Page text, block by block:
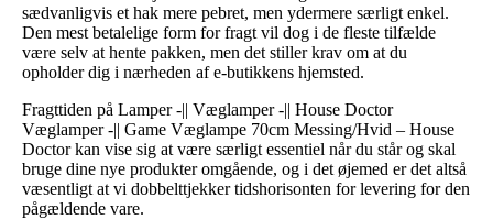
sædvanligvis et hak mere pebret, men ydermere særligt enkel.
Den mest betalelige form for fragt vil dog i de fleste tilfælde
være selv at hente pakken, men det stiller krav om at du
opholder dig i nærheden af e-butikkens hjemsted.
Fragttiden på Lamper -|| Væglamper -|| House Doctor
Væglamper -|| Game Væglampe 70cm Messing/Hvid – House
Doctor kan vise sig at være særligt essentiel når du står og skal
bruge dine nye produkter omgående, og i det øjemed er det altså
væsentligt at vi dobbelttjekker tidshorisonten for levering for den
pågældende vare.